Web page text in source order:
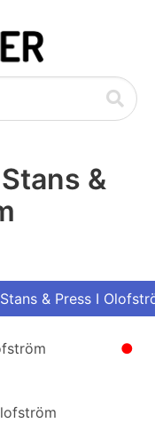
&
& Press I
●